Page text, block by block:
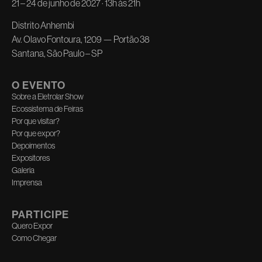
21 – 24 de junho de 2027 · 13h às 21h
Distrito Anhembi
Av. Olavo Fontoura, 1209 — Portão 38
Santana, São Paulo – SP
O EVENTO
Sobre a Eletrolar Show
Ecossistema de Feiras
Por que visitar?
Por que expor?
Depoimentos
Expositores
Galeria
Imprensa
PARTICIPE
Quero Expor
Como Chegar